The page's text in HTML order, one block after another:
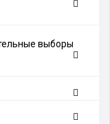
выборы